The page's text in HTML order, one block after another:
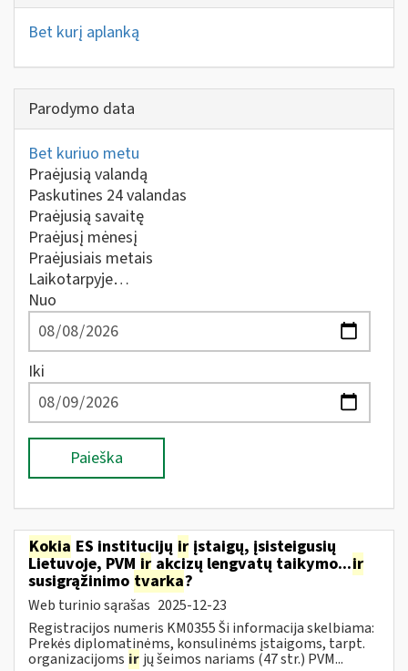
Bet kurį aplanką
Parodymo data
Bet kuriuo metu
Praėjusią valandą
Paskutines 24 valandas
Praėjusią savaitę
Praėjusį mėnesį
Praėjusiais metais
Laikotarpyje…
Nuo
Iki
Paieška
Kokia ES institucijų ir įstaigų, įsisteigusių
Lietuvoje, PVM ir akcizų lengvatų taikymo...ir
susigrąžinimo tvarka?
Web turinio sąrašas 2025-12-23
Registracijos numeris KM0355 Ši informacija skelbiama:
Prekės diplomatinėms, konsulinėms įstaigoms, tarpt.
organizacijoms ir jų šeimos nariams (47 str.) PVM...